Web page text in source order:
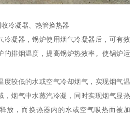
冷凝器、热管换热器
冷凝器，锅炉使用烟气冷凝器后，可有效
的排烟温度，提高锅炉热效率。使锅炉运
度较低的水或空气冷却烟气，实现烟气温
，烟气中水蒸汽冷凝，同时实现烟气显热
放，而换热器内的水或空气吸热而被加